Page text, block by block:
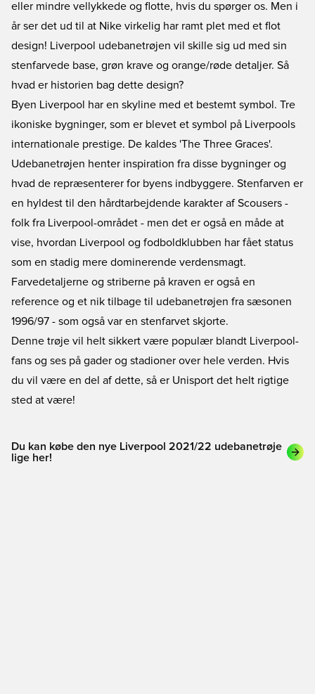
eller mindre vellykkede og flotte, hvis du spørger os. Men i
år ser det ud til at Nike virkelig har ramt plet med et flot
design! Liverpool udebanetrøjen vil skille sig ud med sin
stenfarvede base, grøn krave og orange/røde detaljer. Så
hvad er historien bag dette design?
Byen Liverpool har en skyline med et bestemt symbol. Tre
ikoniske bygninger, som er blevet et symbol på Liverpools
internationale prestige. De kaldes 'The Three Graces'.
Udebanetrøjen henter inspiration fra disse bygninger og
hvad de repræsenterer for byens indbyggere. Stenfarven er
en hyldest til den hårdtarbejdende karakter af Scousers -
folk fra Liverpool-området - men det er også en måde at
vise, hvordan Liverpool og fodboldklubben har fået status
som en stadig mere dominerende verdensmagt.
Farvedetaljerne og striberne på kraven er også en
reference og et nik tilbage til udebanetrøjen fra sæsonen
1996/97 - som også var en stenfarvet skjorte.
Denne trøje vil helt sikkert være populær blandt Liverpool-
fans og ses på gader og stadioner over hele verden. Hvis
du vil være en del af dette, så er Unisport det helt rigtige
sted at være!
Du kan købe den nye Liverpool 2021/22 udebanetrøje
lige her!